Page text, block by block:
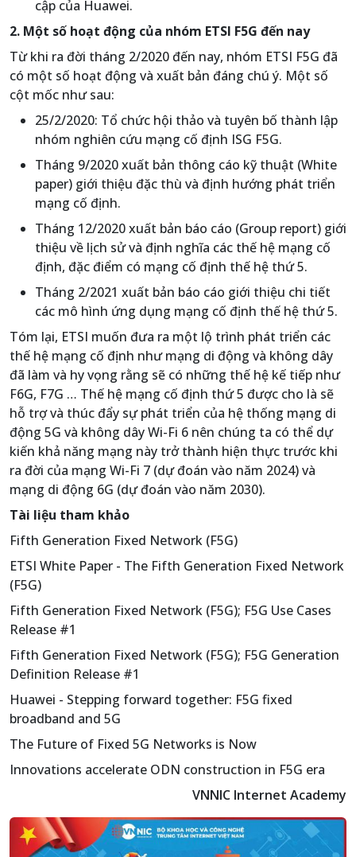
cập của Huawei.
2. Một số hoạt động của nhóm ETSI F5G đến nay
Từ khi ra đời tháng 2/2020 đến nay, nhóm ETSI F5G đã
có một số hoạt động và xuất bản đáng chú ý. Một số
cột mốc như sau:
25/2/2020: Tổ chức hội thảo và tuyên bố thành lập
nhóm nghiên cứu mạng cố định ISG F5G.
Tháng 9/2020 xuất bản thông cáo kỹ thuật (White
paper) giới thiệu đặc thù và định hướng phát triển
mạng cố định.
Tháng 12/2020 xuất bản báo cáo (Group report) giới
thiệu về lịch sử và định nghĩa các thế hệ mạng cố
định, đặc điểm có mạng cố định thế hệ thứ 5.
Tháng 2/2021 xuất bản báo cáo giới thiệu chi tiết
các mô hình ứng dụng mạng cố định thế hệ thứ 5.
Tóm lại, ETSI muốn đưa ra một lộ trình phát triển các
thế hệ mạng cố định như mạng di động và không dây
đã làm và hy vọng rằng sẽ có những thế hệ kế tiếp như
F6G, F7G … Thế hệ mạng cố định thứ 5 được cho là sẽ
hỗ trợ và thúc đẩy sự phát triển của hệ thống mạng di
động 5G và không dây Wi-Fi 6 nên chúng ta có thể dự
kiến khả năng mạng này trở thành hiện thực trước khi
ra đời của mạng Wi-Fi 7 (dự đoán vào năm 2024) và
mạng di động 6G (dự đoán vào năm 2030).
Tài liệu tham khảo
Fifth Generation Fixed Network (F5G)
ETSI White Paper - The Fifth Generation Fixed Network
(F5G)
Fifth Generation Fixed Network (F5G); F5G Use Cases
Release #1
Fifth Generation Fixed Network (F5G); F5G Generation
Definition Release #1
Huawei - Stepping forward together: F5G fixed
broadband and 5G
The Future of Fixed 5G Networks is Now
Innovations accelerate ODN construction in F5G era
VNNIC Internet Academy